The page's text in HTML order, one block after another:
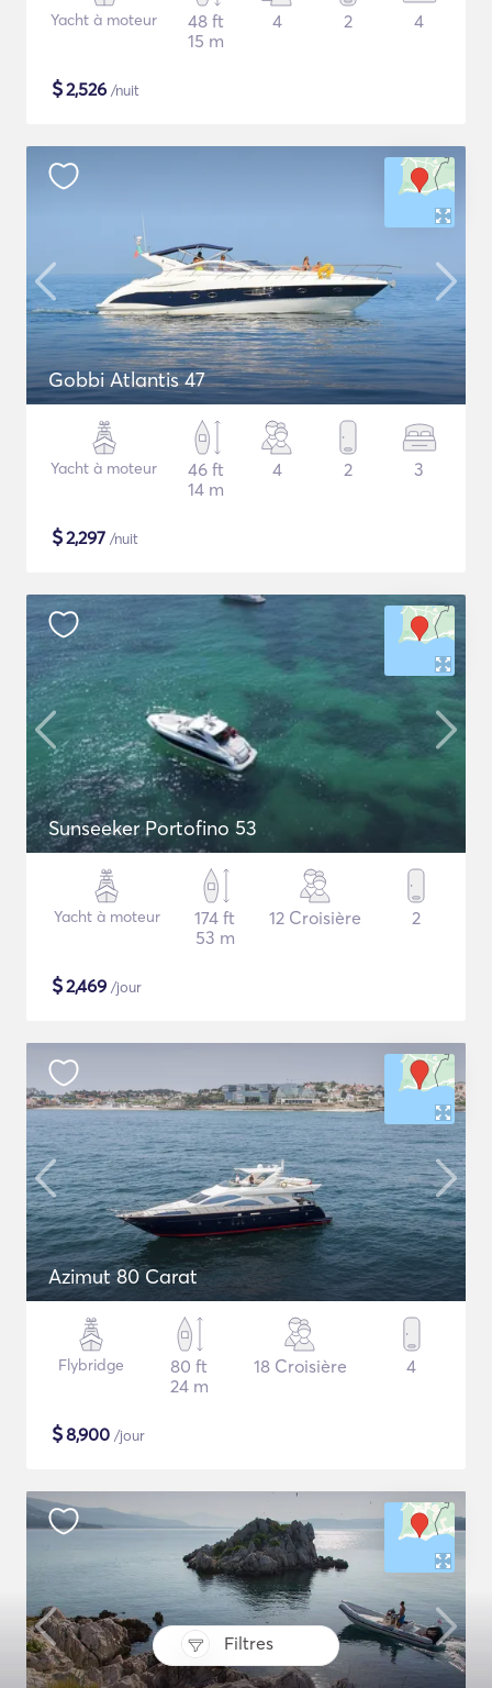
Filtres
Yacht à moteur
48 ft
15 m
4 2 4
$2,526 /nuit
Gobbi Atlantis 47
Yacht à moteur
46 ft
14 m
4 2 3
$2,297 /nuit
Sunseeker Portofino 53
Yacht à moteur
174 ft
53 m
12 Croisière 2
$2,469 /jour
Azimut 80 Carat
Flybridge
80 ft
24 m
18 Croisière 4
$8,900 /jour